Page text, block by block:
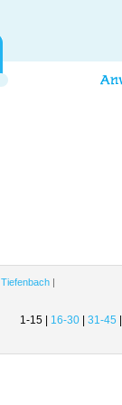
Tiefenbach|
1-15 | 16-30 |31-45